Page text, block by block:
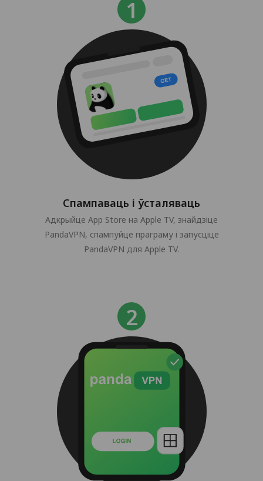
Спампаваць і ўсталяваць
Адкрыйце App Store на Apple TV, знайдзіце
PandaVPN, спампуйце праграму і запусціце
PandaVPN для Apple TV.